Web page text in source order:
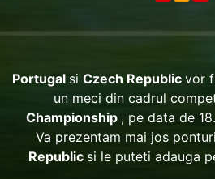
Portugal si Czech Republic vor
un meci din cadrul
Championship , pe data de
Va prezentam mai jos ponturi
Republic si le puteti adauga